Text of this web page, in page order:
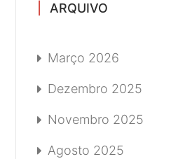
ARQUIVO
Março 2026
Dezembro 2025
Novembro 2025
Agosto 2025